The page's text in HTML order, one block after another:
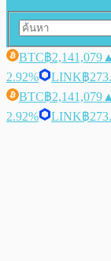
BTC฿2,141,079
2.92%
LINK฿
BTC฿2,141,079
2.92%
LINK฿